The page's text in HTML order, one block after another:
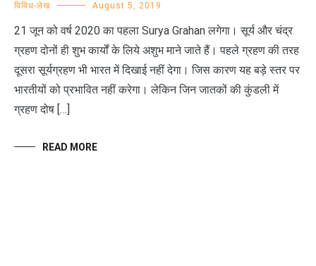
विविध-लेख August 5, 2019
21 जून को वर्ष 2020 का पहला Surya Grahan लगेगा। सूर्य और चंद्र
ग्रहण दोनों ही शुभ कार्यों के लिये अशुभ माने जाते हैं। पहले ग्रहण की तरह
दूसरा सूर्यग्रहण भी भारत में दिखाई नहीं देगा। जिस कारण यह बड़े स्तर पर
भारतीयों को प्रभावित नहीं करेगा। लेकिन जिन जातकों की कुंडली में
ग्रहण दोष […]
READ MORE